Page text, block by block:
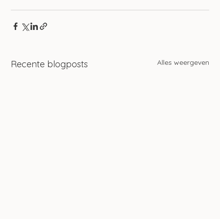
Recente blogposts Alles weergeven